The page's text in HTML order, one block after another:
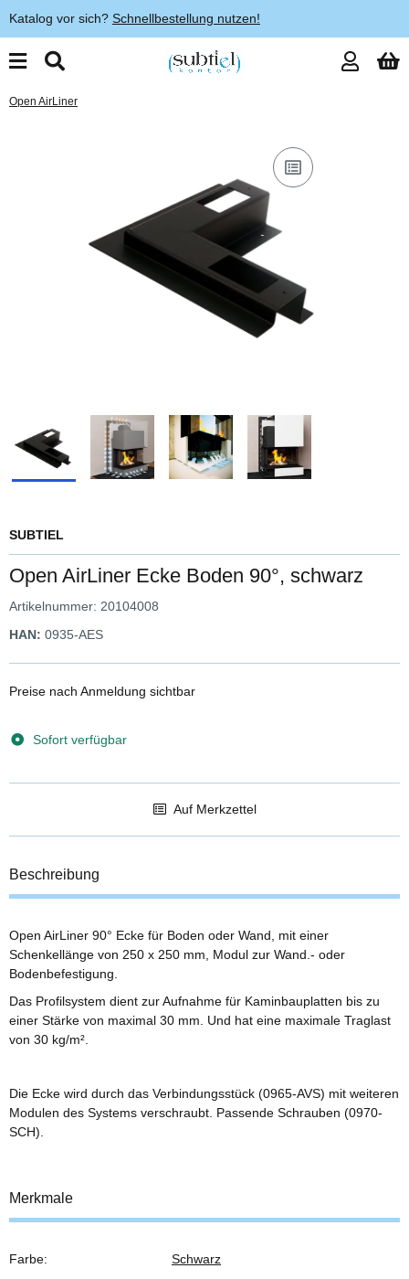
Katalog vor sich? Schnellbestellung nutzen!
Open AirLiner
SUBTIEL
Open AirLiner Ecke Boden 90°, schwarz
Artikelnummer: 20104008
HAN: 0935-AES
Preise nach Anmeldung sichtbar
Sofort verfügbar
Auf Merkzettel
Beschreibung
Open AirLiner 90° Ecke für Boden oder Wand, mit einer
Schenkellänge von 250 x 250 mm, Modul zur Wand.- oder
Bodenbefestigung.
Das Profilsystem dient zur Aufnahme für Kaminbauplatten bis zu
einer Stärke von maximal 30 mm. Und hat eine maximale Traglast
von 30 kg/m².
Die Ecke wird durch das Verbindungsstück (0965-AVS) mit weiteren
Modulen des Systems verschraubt. Passende Schrauben (0970-
SCH).
Merkmale
Produkteigenschaft
Wert
Farbe:
Schwarz